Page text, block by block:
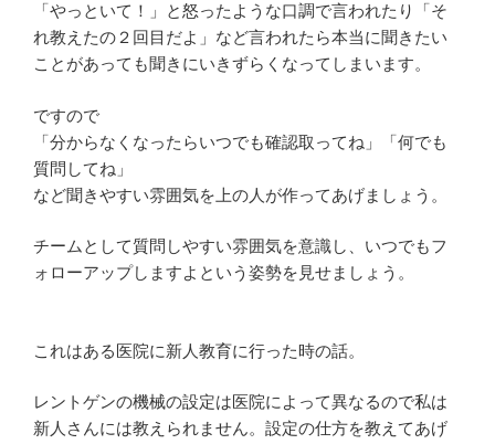
「やっといて！」と怒ったような口調で言われたり「そ
れ教えたの２回目だよ」など言われたら本当に聞きたい
ことがあっても聞きにいきずらくなってしまいます。
ですので
「分からなくなったらいつでも確認取ってね」「何でも
質問してね」
など聞きやすい雰囲気を上の人が作ってあげましょう。
チームとして質問しやすい雰囲気を意識し、いつでもフ
ォローアップしますよという姿勢を見せましょう。
これはある医院に新人教育に行った時の話。
レントゲンの機械の設定は医院によって異なるので私は
新人さんには教えられません。設定の仕方を教えてあげ